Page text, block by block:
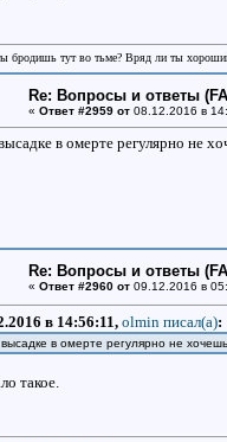
бродишь тут во тьме? Вряд ли ты
Re: Вопросы и ответы
« Ответ #2959 от08.12.2016 в
в омерте регулярно не
Re: Вопросы и ответы
« Ответ #2960 от09.12.2016 в
в 14:56:11, olmin писал(a):
в омерте регулярно не
такое.